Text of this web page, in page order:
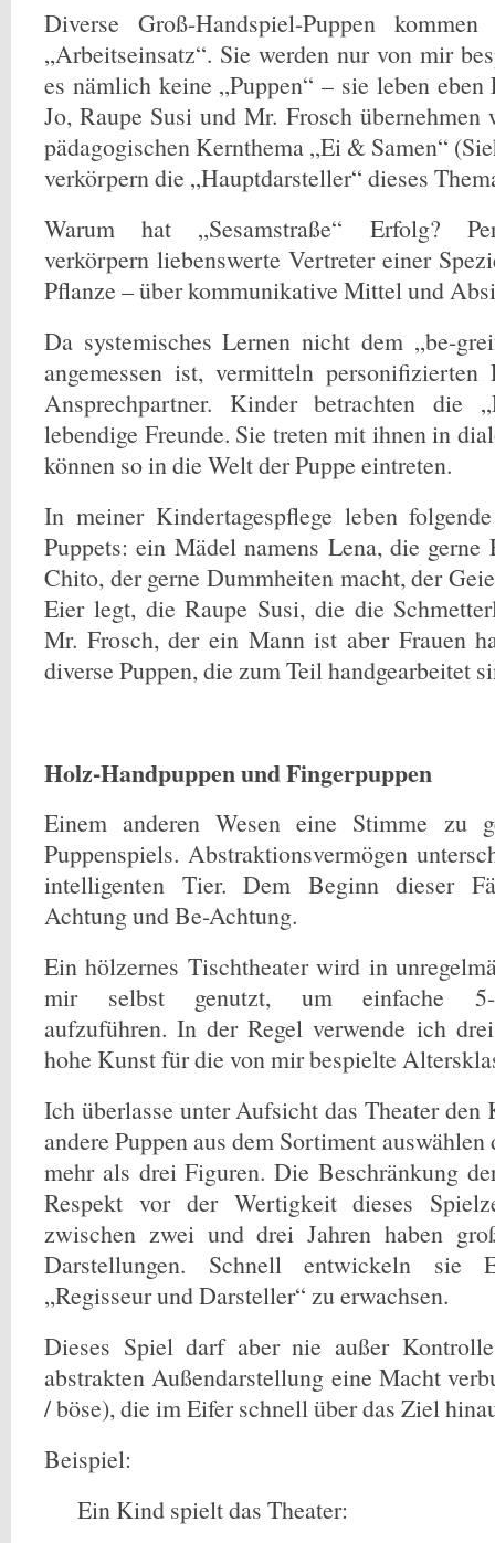
Diverse Groß-Handspiel-Puppen
„Arbeitseinsatz“. Sie werden nur von mir
es nämlich keine „Puppen“ – sie leben
Jo, Raupe Susi und Mr. Frosch
pädagogischen Kernthema „Ei & Samen“
verkörpern die „Hauptdarsteller“ dieses
Warum hat „Sesamstraße“ Erfolg?
verkörpern liebenswerte Vertreter einer
Pflanze – über kommunikative Mittel und
Da systemisches Lernen nicht dem „be-
angemessen ist, vermitteln personifizierten
Ansprechpartner. Kinder betrachten die
lebendige Freunde. Sie treten mit ihnen in
können so in die Welt der Puppe eintreten.
In meiner Kindertagespflege leben
Puppets: ein Mädel namens Lena, die
Chito, der gerne Dummheiten macht, der
Eier legt, die Raupe Susi, die die
Mr. Frosch, der ein Mann ist aber Frauen
diverse Puppen, die zum Teil handgearbeitet
Holz-Handpuppen und Fingerpuppen
Einem anderen Wesen eine Stimme zu
Puppenspiels. Abstraktionsvermögen
intelligenten Tier. Dem Beginn dieser
Achtung und Be-Achtung.
Ein hölzernes Tischtheater wird in
mir selbst genutzt, um einfache 5-
aufzuführen. In der Regel verwende ich
hohe Kunst für die von mir bespielte
Ich überlasse unter Aufsicht das Theater den
andere Puppen aus dem Sortiment
mehr als drei Figuren. Die Beschränkung
Respekt vor der Wertigkeit dieses
zwischen zwei und drei Jahren haben
Darstellungen. Schnell entwickeln sie
„Regisseur und Darsteller“ zu erwachsen.
Dieses Spiel darf aber nie außer
abstrakten Außendarstellung eine Macht
/ böse), die im Eifer schnell über das Ziel
Beispiel:
Ein Kind spielt das Theater: